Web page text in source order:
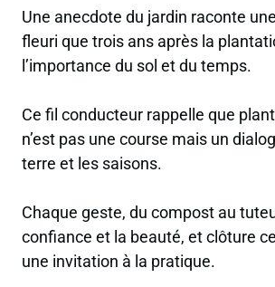
Une anecdote du jardin raconte
fleuri que trois ans après la
l’importance du sol et du temps.
Ce fil conducteur rappelle que
n’est pas une course mais un
terre et les saisons.
Chaque geste, du compost au
confiance et la beauté, et clôture
une invitation à la pratique.